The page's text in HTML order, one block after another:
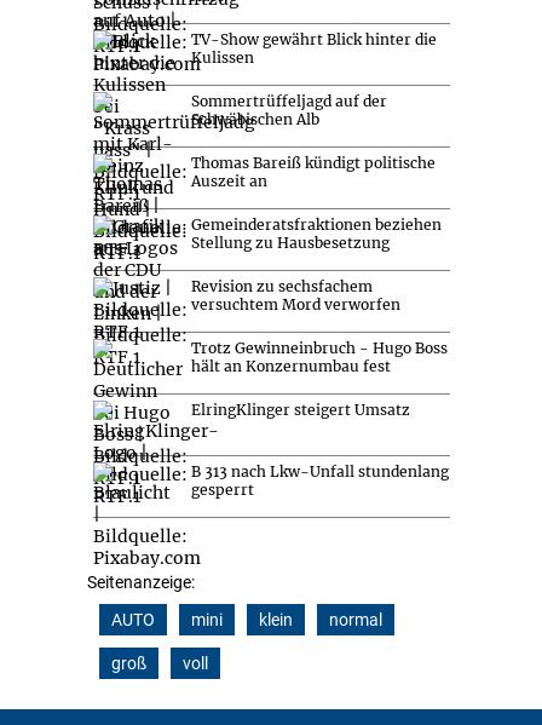
TV-Show gewährt Blick hinter die
Kulissen
Sommertrüffeljagd auf der
Schwäbischen Alb
Thomas Bareiß kündigt politische
Auszeit an
Gemeinderatsfraktionen beziehen
Stellung zu Hausbesetzung
Revision zu sechsfachem
versuchtem Mord verworfen
Trotz Gewinneinbruch - Hugo Boss
hält an Konzernumbau fest
ElringKlinger steigert Umsatz
B 313 nach Lkw-Unfall stundenlang
gesperrt
Seitenanzeige:
AUTO
mini klein normal
groß voll